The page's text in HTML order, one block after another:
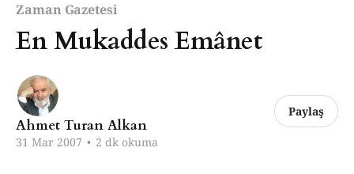
Zaman Gazetesi
En Mukaddes Emânet
Ahmet Turan Alkan
31 Mar 2007 • 2 dk okuma
Paylaş